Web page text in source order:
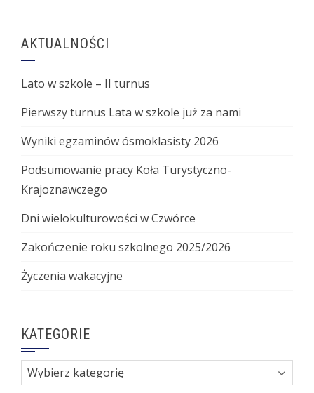
AKTUALNOŚCI
Lato w szkole – II turnus
Pierwszy turnus Lata w szkole już za nami
Wyniki egzaminów ósmoklasisty 2026
Podsumowanie pracy Koła Turystyczno-
Krajoznawczego
Dni wielokulturowości w Czwórce
Zakończenie roku szkolnego 2025/2026
Życzenia wakacyjne
KATEGORIE
Kategorie